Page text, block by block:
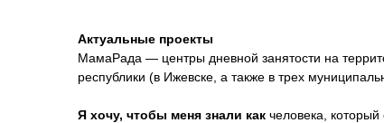
Актуальные проекты
МамаРада — центры дневной занятости на
республики (в Ижевске, а также в трех
Я хочу, чтобы меня знали как человека,